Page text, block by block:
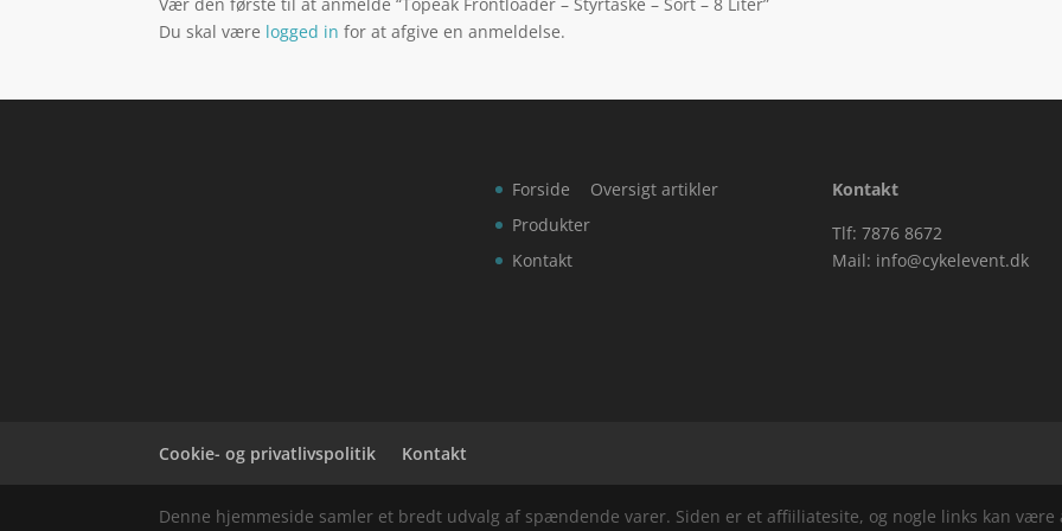
Du skal være logged in for at afgive en anmeldelse.
Forside
Produkter
Kontakt
Oversigt artikler
Kontakt
Tlf: 7876 8672
Mail: info@cykelevent.dk
Cookie- og privatlivspolitik Kontakt
Denne hjemmeside samler et bredt udvalg af spændende varer. Siden er et affiiliatesite, og nogle links kan være